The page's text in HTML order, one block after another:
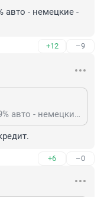
авто - немецкие -
+12 –9
понты? у госдумы на стояке 99% авто - немецкие - это понты или потреотизм?
+6 –0